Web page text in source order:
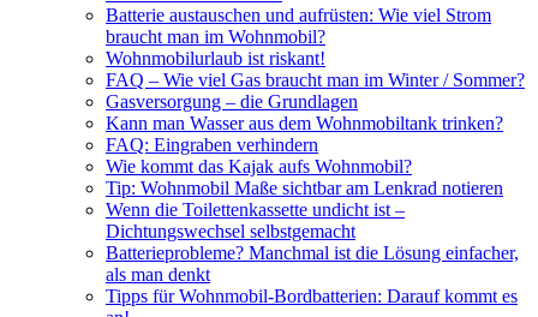
Batterie austauschen und aufrüsten: Wie viel Strom
braucht man im Wohnmobil?
Wohnmobilurlaub ist riskant!
FAQ – Wie viel Gas braucht man im Winter / Sommer?
Gasversorgung – die Grundlagen
Kann man Wasser aus dem Wohnmobiltank trinken?
FAQ: Eingraben verhindern
Wie kommt das Kajak aufs Wohnmobil?
Tip: Wohnmobil Maße sichtbar am Lenkrad notieren
Wenn die Toilettenkassette undicht ist –
Dichtungswechsel selbstgemacht
Batterieprobleme? Manchmal ist die Lösung einfacher,
als man denkt
Tipps für Wohnmobil-Bordbatterien: Darauf kommt es